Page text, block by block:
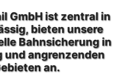
GmbH ist zentral in
bieten unsere
Bahnsicherung in
und angrenzenden
an.